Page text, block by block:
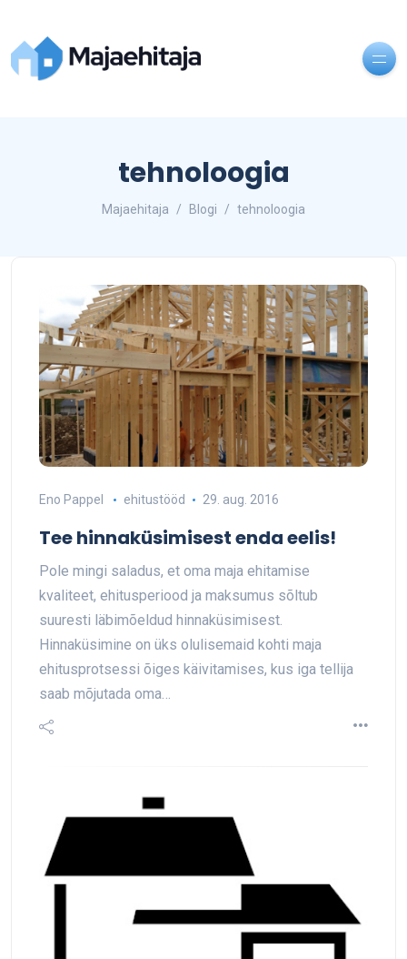
tehnoloogia
Majaehitaja Blogi tehnoloogia
Eno Pappel ehitustööd 29. aug. 2016
Tee hinnaküsimisest enda eelis!
Pole mingi saladus, et oma maja ehitamise
kvaliteet, ehitusperiood ja maksumus sõltub
suuresti läbimõeldud hinnaküsimisest.
Hinnaküsimine on üks olulisemaid kohti maja
ehitusprotsessi õiges käivitamises, kus iga tellija
saab mõjutada oma…